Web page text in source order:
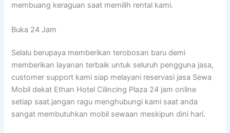
membuang keraguan saat memilih rental kami.
Buka 24 Jam
Selalu berupaya memberikan terobosan baru demi
memberikan layanan terbaik untuk seluruh pengguna jasa,
customer support kami siap melayani reservasi jasa Sewa
Mobil dekat Ethan Hotel Cilincing Plaza 24 jam online
setiap saat.jangan ragu menghubungi kami saat anda
sangat membutuhkan mobil sewaan meskipun dini hari.